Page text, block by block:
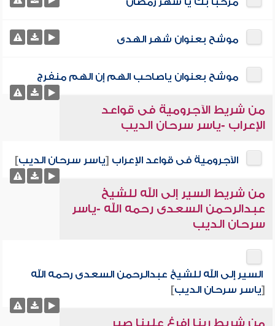
موشح بعنوان شهر الهدى
موشح بعنوان ياصاحب الهم إن الهم منفرج
من شريط الآجرومية فى قواعد
الإعراب -ياسر سرحان الديب
الآجرومية فى قواعد الإعراب [ياسر سرحان الديب]
من شريط السير إلى الله للشيخ
عبدالرحمن السعدى رحمه الله -ياسر
سرحان الديب
السير إلى الله للشيخ عبدالرحمن السعدى رحمه الله
[ياسر سرحان الديب]
من شريط ربنا افرغ علينا صبر